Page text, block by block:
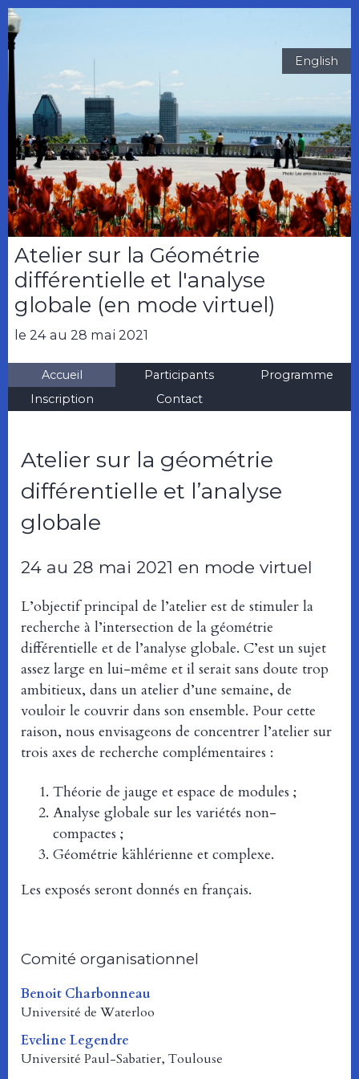
Atelier sur la Géométrie
différentielle et l'analyse
globale (en mode virtuel)
le 24 au 28 mai 2021
English
Accueil Participants
Programme
Inscription
Contact
Atelier sur la géométrie
différentielle et l’analyse
globale
24 au 28 mai 2021 en mode virtuel
L’objectif principal de l’atelier est de stimuler la
recherche à l’intersection de la géométrie
différentielle et de l’analyse globale. C’est un sujet
assez large en lui-même et il serait sans doute trop
ambitieux, dans un atelier d’une semaine, de
vouloir le couvrir dans son ensemble. Pour cette
raison, nous envisageons de concentrer l’atelier sur
trois axes de recherche complémentaires :
Théorie de jauge et espace de modules ;
Analyse globale sur les variétés non-
compactes ;
Géométrie kählérienne et complexe.
Les exposés seront donnés en français.
Comité organisationnel
Benoit Charbonneau
Université de Waterloo
Eveline Legendre
Université Paul-Sabatier, Toulouse